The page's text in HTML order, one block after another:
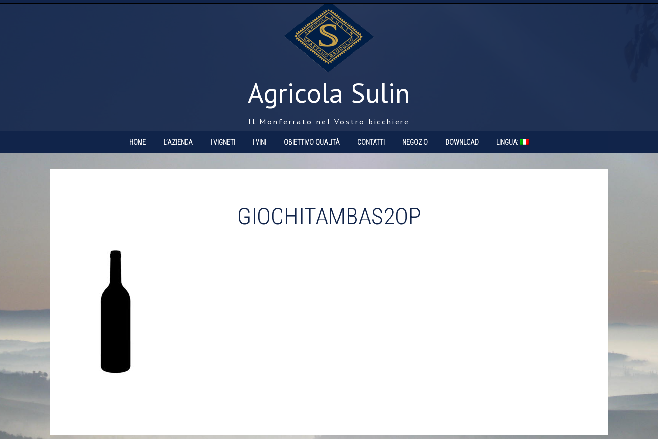
Agricola Sulin
Il Monferrato nel Vostro bicchiere
HOME L’AZIENDA I VIGNETI I VINI OBIETTIVO QUALITÀ CONTATTI NEGOZIO DOWNLOAD LINGUA:
GIOCHITAMBAS2OP